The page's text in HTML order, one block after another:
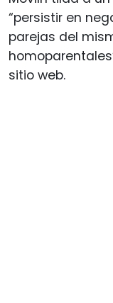
“persistir en
parejas del
sitio web.